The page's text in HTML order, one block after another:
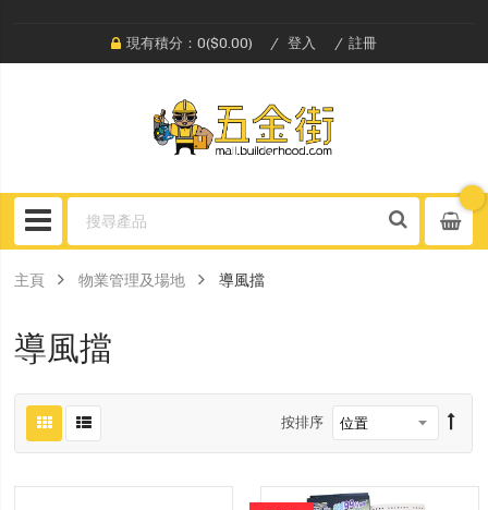
現有積分：0($0.00) 登入 註冊
主頁 物業管理及場地 導風擋
導風擋
按排序